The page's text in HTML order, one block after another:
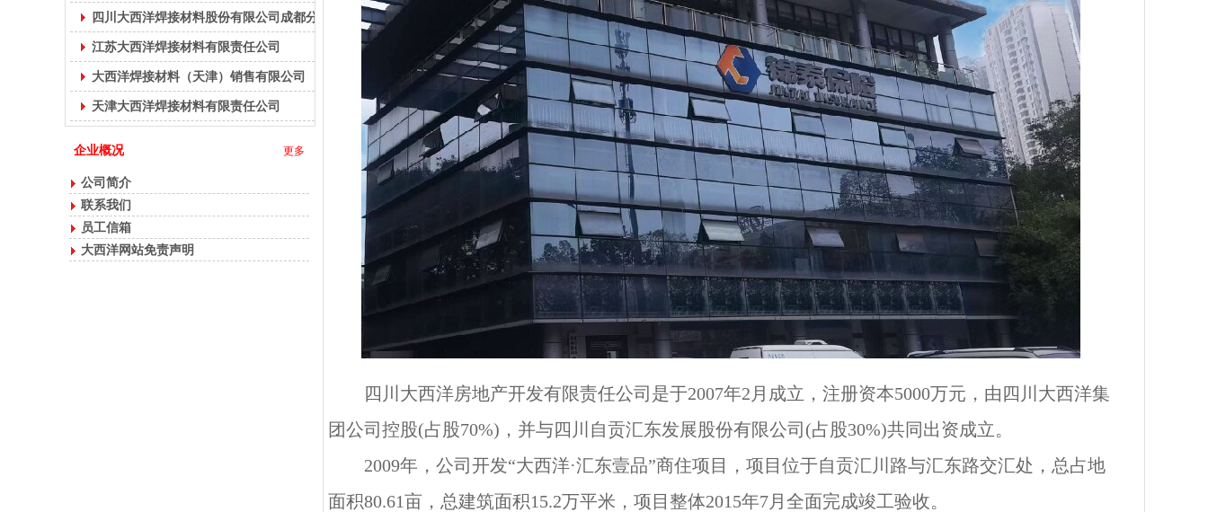
四川大西洋焊接材料股份有限公司成都分公司
江苏大西洋焊接材料有限责任公司
大西洋焊接材料（天津）销售有限公司
天津大西洋焊接材料有限责任公司
企业概况 更多
公司简介
联系我们
员工信箱
大西洋网站免责声明
四川大西洋房地产开发有限责任公司是于2007年2月成立，注册资本5000万元，由四川大西洋集
团公司控股(占股70%)，并与四川自贡汇东发展股份有限公司(占股30%)共同出资成立。
2009年，公司开发“大西洋·汇东壹品”商住项目，项目位于自贡汇川路与汇东路交汇处， 总占地
面积80.61亩，总建筑面积15.2万平米，项目整体2015年7月全面完成竣工验收。